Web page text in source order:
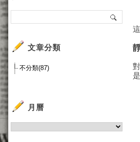
文章分類
不分類(87)
月曆